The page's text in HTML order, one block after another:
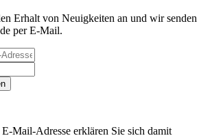
Erhalt von Neuigkeiten an und wir senden
per E-Mail.
Mail-Adresse erklären Sie sich damit